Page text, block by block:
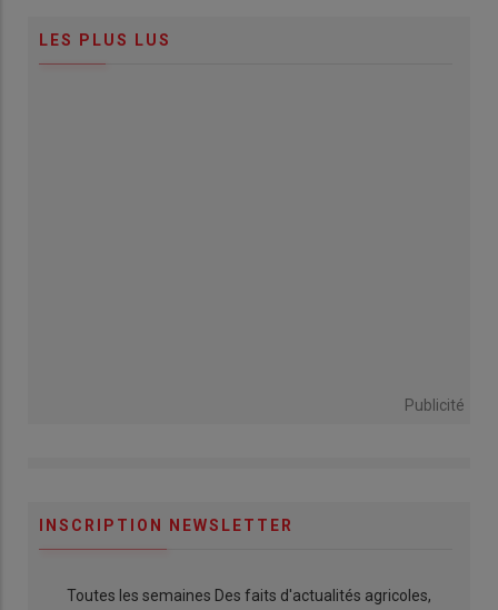
LES PLUS LUS
Publicité
INSCRIPTION NEWSLETTER
Toutes les semaines Des faits d'actualités agricoles,